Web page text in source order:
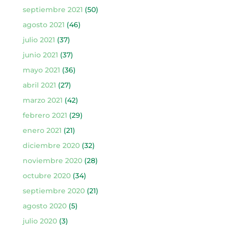
septiembre 2021 (50)
agosto 2021 (46)
julio 2021 (37)
junio 2021 (37)
mayo 2021 (36)
abril 2021 (27)
marzo 2021 (42)
febrero 2021 (29)
enero 2021 (21)
diciembre 2020(32)
noviembre 2020(28)
octubre 2020(34)
septiembre 2020(21)
agosto 2020(5)
julio 2020(3)